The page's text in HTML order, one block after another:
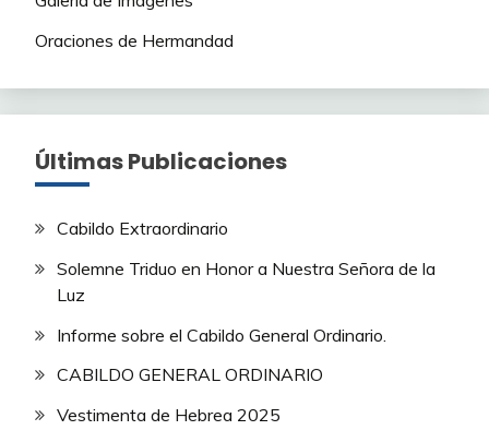
Oraciones de Hermandad
Últimas Publicaciones
Cabildo Extraordinario
Solemne Triduo en Honor a Nuestra Señora de la
Luz
Informe sobre el Cabildo General Ordinario.
CABILDO GENERAL ORDINARIO
Vestimenta de Hebrea 2025